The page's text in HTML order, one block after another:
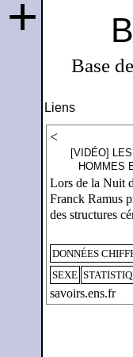
Base
+
Liens
<
[VIDÉO]
HOMMES
Lors de la Nuit
Franck Ramus
des structures
DONNÉES
SEXE
savoirs.ens.fr